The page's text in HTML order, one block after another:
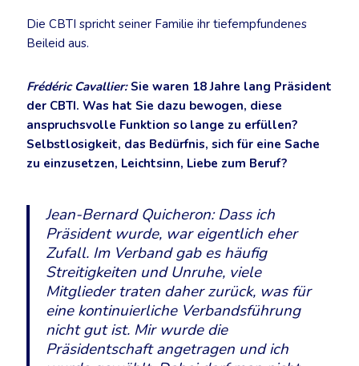
Die CBTI spricht seiner Familie ihr tiefempfundenes
Beileid aus.
Frédéric Cavallier:Sie waren 18 Jahre lang Präsident
der CBTI. Was hat Sie dazu bewogen, diese
anspruchsvolle Funktion so lange zu erfüllen?
Selbstlosigkeit, das Bedürfnis, sich für eine Sache
zu einzusetzen, Leichtsinn, Liebe zum Beruf?
Jean-Bernard Quicheron:Dass ich
Präsident wurde, war eigentlich eher
Zufall. Im Verband gab es häufig
Streitigkeiten und Unruhe, viele
Mitglieder traten daher zurück, was für
eine kontinuierliche Verbandsführung
nicht gut ist. Mir wurde die
Präsidentschaft angetragen und ich